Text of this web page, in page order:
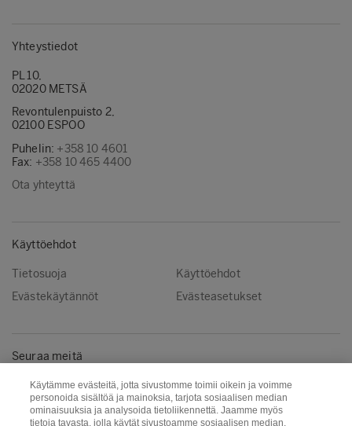
Yhteystiedot
PL 10,
02020 METSÄ
Revontulenpuisto 2,
02100 ESPOO
Puhelin: +358 10 4601
Fax: +358 10 465 4400
Ota yhteyttä
Käyttöehdot
Tietosuoja
Käyttöehdot
Evästekäytännöt
Evästeasetukset
Seuraa meitä
Facebook
Instagram
Linkedin
Youtube
Käytämme evästeitä, jotta sivustomme toimii oikein ja voimme
personoida sisältöä ja mainoksia, tarjota sosiaalisen median
ominaisuuksia ja analysoida tietoliikennettä. Jaamme myös
tietoja tavasta, jolla käytät sivustoamme sosiaalisen median,